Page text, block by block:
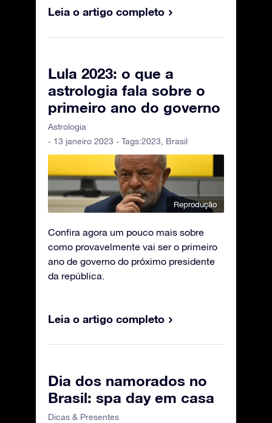
Leia o artigo completo
Lula 2023: o que a
astrologia fala sobre o
primeiro ano do governo
Astrologia
- 13 janeiro 2023 - Tags:2023, Brasil
Reprodução
Confira agora um pouco mais sobre
como provavelmente vai ser o primeiro
ano de governo do próximo presidente
da república.
Leia o artigo completo
Dia dos namorados no
Brasil: spa day em casa
Dicas & Presentes